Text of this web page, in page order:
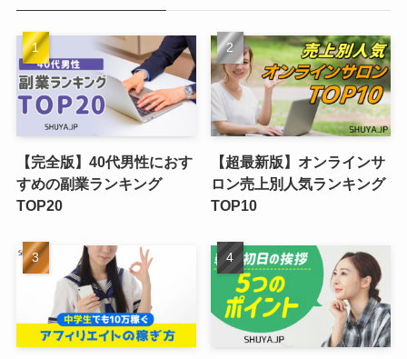
【完全版】40代男性におす
すめの副業ランキング
TOP20
【超最新版】オンラインサ
ロン売上別人気ランキング
TOP10